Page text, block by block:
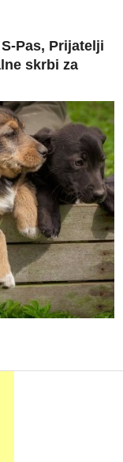
Pas, Prijatelji
skrbi za